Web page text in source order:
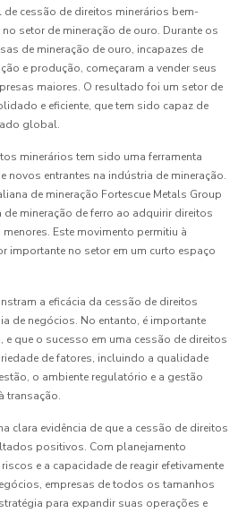
cessão de direitos minerários bem-
setor de mineração de ouro. Durante os
de mineração de ouro, incapazes de
e produção, começaram a vender seus
maiores. O resultado foi um setor de
e eficiente, que tem sido capaz de
global.
minerários tem sido uma ferramenta
novos entrantes na indústria de mineração.
de mineração Fortescue Metals Group
mineração de ferro ao adquirir direitos
Este movimento permitiu à
importante no setor em um curto espaço
a eficácia da cessão de direitos
de negócios. No entanto, é importante
e que o sucesso em uma cessão de direitos
de fatores, incluindo a qualidade
o ambiente regulatório e a gestão
transação.
clara evidência de que a cessão de direitos
positivos. Com planejamento
e a capacidade de reagir efetivamente
empresas de todos os tamanhos
para expandir suas operações e